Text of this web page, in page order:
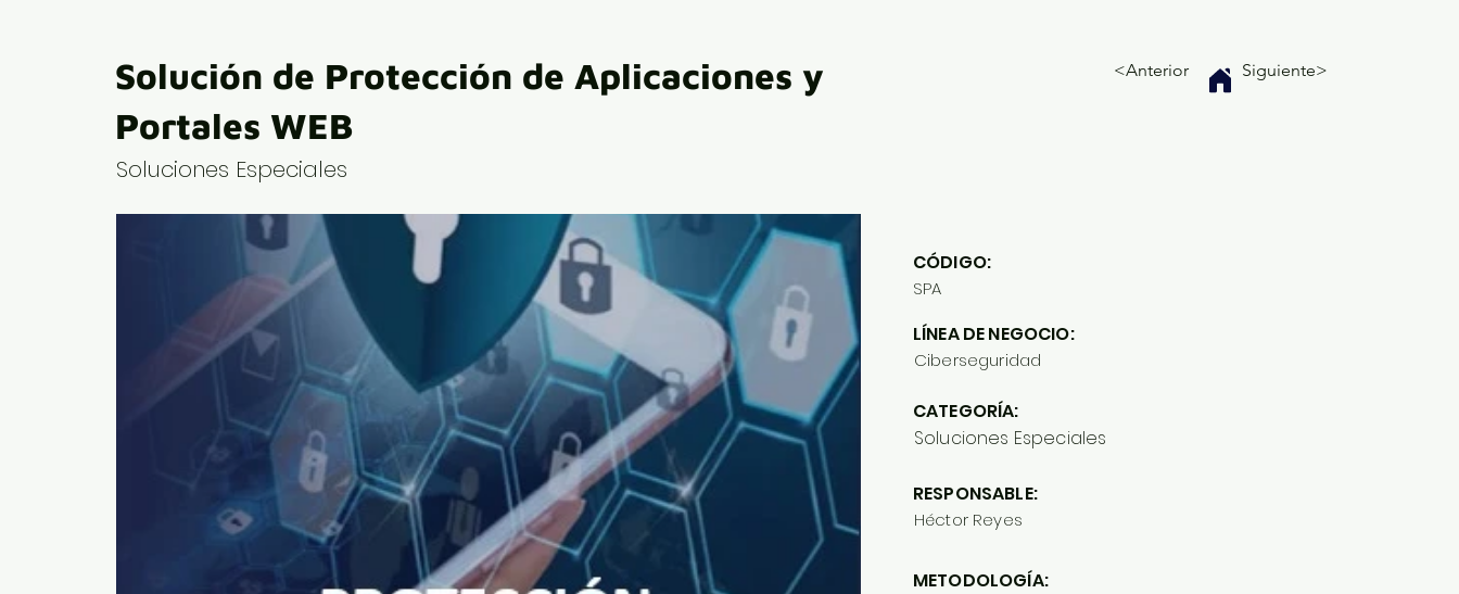
Solución de Protección de Aplicaciones y
Portales WEB
<Anterior Siguiente>
Soluciones Especiales
CÓDIGO:
SPA
LÍNEA DE NEGOCIO:
Ciberseguridad
CATEGORÍA:
Soluciones Especiales
RESPONSABLE:
Héctor Reyes
METODOLOGÍA: